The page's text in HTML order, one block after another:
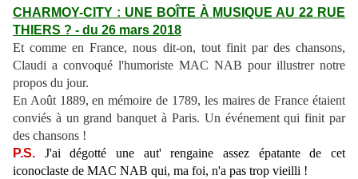
CHARMOY-CITY : UNE BOÎTE À MUSIQUE AU 22 RUE
THIERS ? - du 26 mars 2018
Et comme en France, nous dit-on, tout finit par des chansons,
Claudi a convoqué l'humoriste MAC NAB pour illustrer notre
propos du jour.
En Août 1889, en mémoire de 1789, les maires de France étaient
conviés à un grand banquet à Paris. Un événement qui finit par
des chansons !
P.S. J'ai dégotté une aut' rengaine assez épatante de cet
iconoclaste de MAC NAB qui, ma foi, n'a pas trop vieilli !